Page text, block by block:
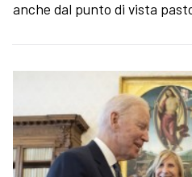
anche dal punto di vista